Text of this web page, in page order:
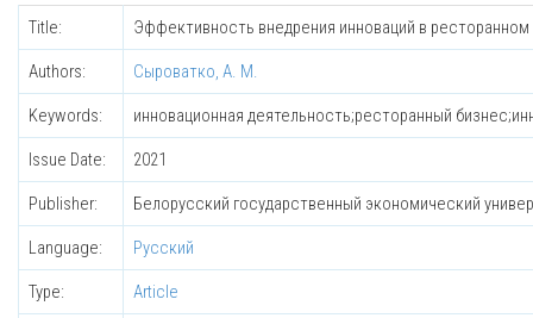
Title: Эффективность внедрения инноваций в
Authors: Сыроватко, А. М.
Keywords: инновационная деятельность;ресторанный
Issue Date: 2021
Publisher: Белорусский государственный экономический
Language: Русский
Type: Article